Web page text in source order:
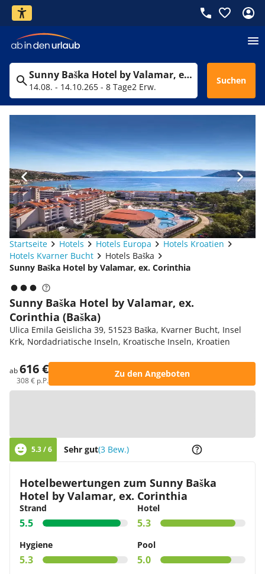
Sunny Baška Hotel by Valamar, ex. Corinthia
14.08. - 14.10.265 - 8 Tage2 Erw.
Suchen
Startseite Hotels Hotels Europa
Hotels Kroatien
Hotels Kvarner Bucht
Hotels Baška
Sunny Baška Hotel by Valamar, ex. Corinthia
Sunny Baška Hotel by Valamar, ex.
Corinthia (Baška)
Ulica Emila Geislicha 39, 51523 Baška, Kvarner Bucht, Insel
Krk, Nordadriatische Inseln, Kroatische Inseln, Kroatien
ab616 €
308 € p.P.
Zu den Angeboten
5.3 / 6 Sehr gut(3 Bew.)
Hotelbewertungen zum Sunny Baška
Hotel by Valamar, ex. Corinthia
Strand
5.5
Hotel
5.3
Hygiene
5.3
Pool
5.0